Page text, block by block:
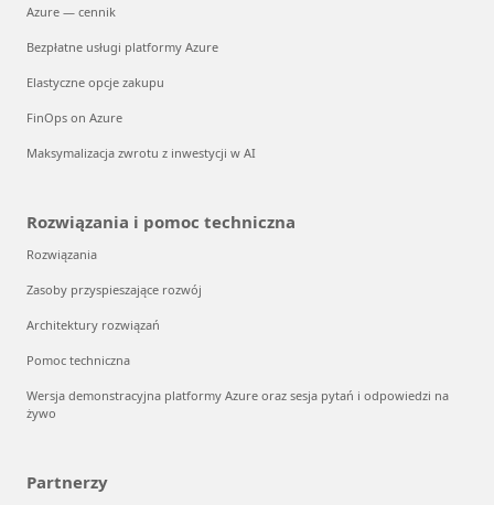
Azure — cennik
Bezpłatne usługi platformy Azure
Elastyczne opcje zakupu
FinOps on Azure
Maksymalizacja zwrotu z inwestycji w AI
Rozwiązania i pomoc techniczna
Rozwiązania
Zasoby przyspieszające rozwój
Architektury rozwiązań
Pomoc techniczna
Wersja demonstracyjna platformy Azure oraz sesja pytań i odpowiedzi na
żywo
Partnerzy